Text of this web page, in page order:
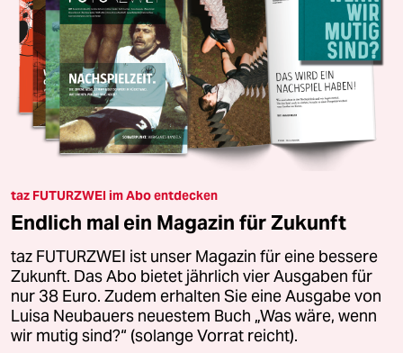
taz FUTURZWEI im Abo entdecken
Endlich mal ein Magazin für Zukunft
taz FUTURZWEI ist unser Magazin für eine bessere
Zukunft. Das Abo bietet jährlich vier Ausgaben für
nur 38 Euro. Zudem erhalten Sie eine Ausgabe von
Luisa Neubauers neuestem Buch „Was wäre, wenn
wir mutig sind?“ (solange Vorrat reicht).